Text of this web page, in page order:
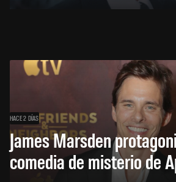
HACE 2 DÍAS
James Marsden
comedia de misterio de